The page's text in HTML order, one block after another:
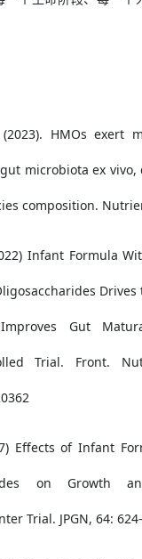
HMOs exert
microbiota ex
composition.
Infant Formula
Gut
Trial. Front.
Effects of Infant
on Growth
Trial. JPGN, 64: